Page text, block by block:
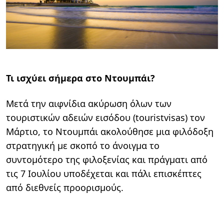
Τι ισχύει σήμερα στο Ντουμπάι?
Μετά την αιφνίδια ακύρωση όλων των
τουριστικών αδειών εισόδου (touristvisas) τον
Μάρτιο, το Ντουμπάι ακολούθησε μια φιλόδοξη
στρατηγική με σκοπό το άνοιγμα το
συντομότερο της φιλοξενίας και πράγματι από
τις 7 Ιουλίου υποδέχεται και πάλι επισκέπτες
από διεθνείς προορισμούς.